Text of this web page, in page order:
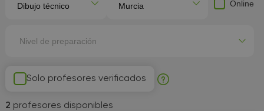
Solo profesores verificados
2 profesores disponibles
Online
Nivel de preparación